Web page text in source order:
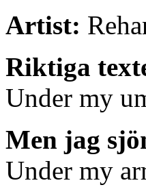
Artist:
Riktiga
Under my
Men jag
Under my